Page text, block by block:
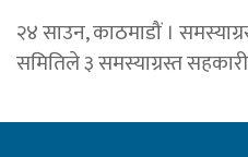
२४ साउन, काठमाडौं ।
समितिले ३ समस्याग्रस्त